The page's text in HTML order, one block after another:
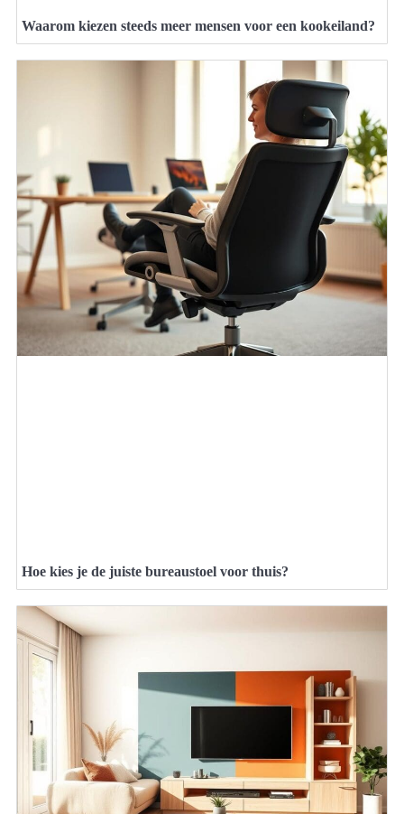
Waarom kiezen steeds meer mensen voor een kookeiland?
Hoe kies je de juiste bureaustoel voor thuis?